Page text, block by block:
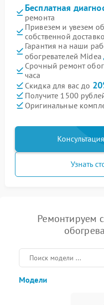
Бесплатная
ремонта
Привезем и увезем
собственной
Гарантия на наши
обогревателей Midea
Срочный ремонт
часа
Скидка для вас до
Получите 1500
Оригинальные
Узнать
Ремонтируем
Модели